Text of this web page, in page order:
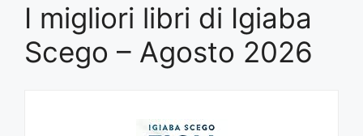
I migliori libri di Igiaba
Scego – Agosto 2026